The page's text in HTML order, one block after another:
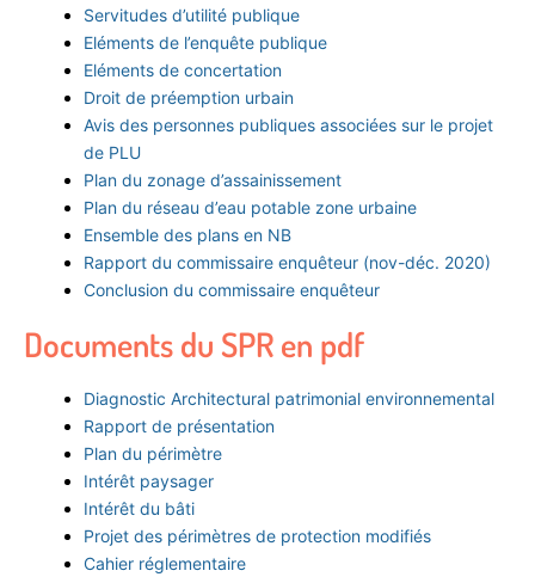
Servitudes d’utilité publique
Eléments de l’enquête publique
Eléments de concertation
Droit de préemption urbain
Avis des personnes publiques associées sur le projet
de PLU
Plan du zonage d’assainissement
Plan du réseau d’eau potable zone urbaine
Ensemble des plans en NB
Rapport du commissaire enquêteur (nov-déc. 2020)
Conclusion du commissaire enquêteur
Documents du SPR en pdf
Diagnostic Architectural patrimonial environnemental
Rapport de présentation
Plan du périmètre
Intérêt paysager
Intérêt du bâti
Projet des périmètres de protection modifiés
Cahier réglementaire